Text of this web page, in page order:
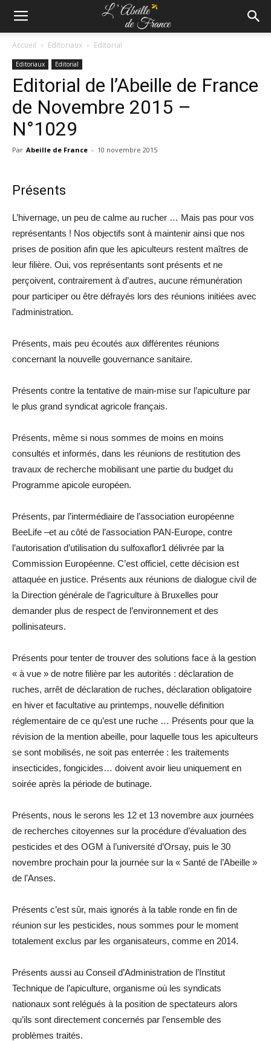
Accueil Editoriaux Editorial
Editoriaux Editorial
Editorial de l’Abeille de France
de Novembre 2015 –
N°1029
Par Abeille de France - 10 novembre 2015
Présents
L’hivernage, un peu de calme au rucher … Mais pas pour vos
représentants ! Nos objectifs sont à maintenir ainsi que nos
prises de position afin que les apiculteurs restent maîtres de
leur filière. Oui, vos représentants sont présents et ne
perçoivent, contrairement à d’autres, aucune rémunération
pour participer ou être défrayés lors des réunions initiées avec
l’administration.
Présents, mais peu écoutés aux différentes réunions
concernant la nouvelle gouvernance sanitaire.
Présents contre la tentative de main-mise sur l’apiculture par
le plus grand syndicat agricole français.
Présents, même si nous sommes de moins en moins
consultés et informés, dans les réunions de restitution des
travaux de recherche mobilisant une partie du budget du
Programme apicole européen.
Présents, par l’intermédiaire de l’association européenne
BeeLife –et au côté de l’association PAN-Europe, contre
l’autorisation d’utilisation du sulfoxaflor1 délivrée par la
Commission Européenne. C’est officiel, cette décision est
attaquée en justice. Présents aux réunions de dialogue civil de
la Direction générale de l’agriculture à Bruxelles pour
demander plus de respect de l’environnement et des
pollinisateurs.
Présents pour tenter de trouver des solutions face à la gestion
« à vue » de notre filière par les autorités : déclaration de
ruches, arrêt de déclaration de ruches, déclaration obligatoire
en hiver et facultative au printemps, nouvelle définition
réglementaire de ce qu’est une ruche … Présents pour que la
révision de la mention abeille, pour laquelle tous les apiculteurs
se sont mobilisés, ne soit pas enterrée : les traitements
insecticides, fongicides… doivent avoir lieu uniquement en
soirée après la période de butinage.
Présents, nous le serons les 12 et 13 novembre aux journées
de recherches citoyennes sur la procédure d’évaluation des
pesticides et des OGM à l’université d’Orsay, puis le 30
novembre prochain pour la journée sur la « Santé de l’Abeille »
de l’Anses.
Présents c’est sûr, mais ignorés à la table ronde en fin de
réunion sur les pesticides, nous sommes pour le moment
totalement exclus par les organisateurs, comme en 2014.
Présents aussi au Conseil d’Administration de l’Institut
Technique de l’apiculture, organisme où les syndicats
nationaux sont relégués à la position de spectateurs alors
qu’ils sont directement concernés par l’ensemble des
problèmes traités.